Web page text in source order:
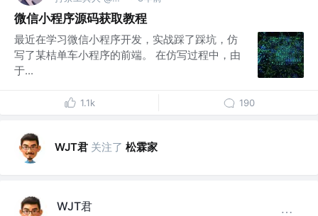
微信小程序源码获取教程
最近在学习微信小程序开发，实战踩了踩坑，仿
写了某桔单车小程序的前端。 在仿写过程中，由
于...
1.1k 190
WJT君 关注了 松霖家
WJT君